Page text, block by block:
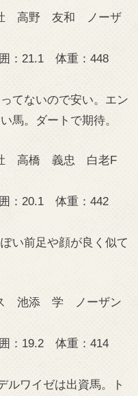
牡 高野 友和 ノーザ
：21.1 体重：448
てないので安い。エン
馬。ダートで期待。
牡 高橋 義忠 白老F
：20.1 体重：442
い前足や顔が良く似て
ス 池添 学 ノーザン
：19.2 体重：414
ルワイゼは出資馬。ト